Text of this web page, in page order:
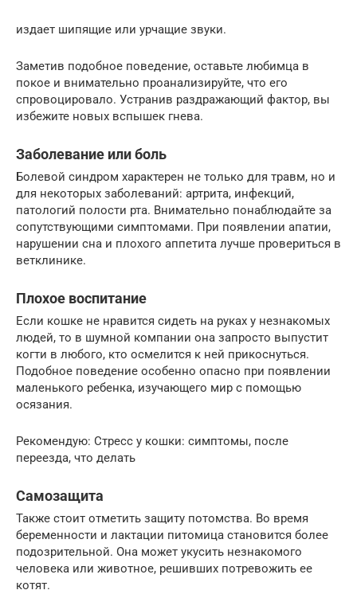
издает шипящие или урчащие звуки.
Заметив подобное поведение, оставьте любимца в
покое и внимательно проанализируйте, что его
спровоцировало. Устранив раздражающий фактор, вы
избежите новых вспышек гнева.
Заболевание или боль
Болевой синдром характерен не только для травм, но и
для некоторых заболеваний: артрита, инфекций,
патологий полости рта. Внимательно понаблюдайте за
сопутствующими симптомами. При появлении апатии,
нарушении сна и плохого аппетита лучше провериться в
ветклинике.
Плохое воспитание
Если кошке не нравится сидеть на руках у незнакомых
людей, то в шумной компании она запросто выпустит
когти в любого, кто осмелится к ней прикоснуться.
Подобное поведение особенно опасно при появлении
маленького ребенка, изучающего мир с помощью
осязания.
Рекомендую: Стресс у кошки: симптомы, после
переезда, что делать
Самозащита
Также стоит отметить защиту потомства. Во время
беременности и лактации питомица становится более
подозрительной. Она может укусить незнакомого
человека или животное, решивших потревожить ее
котят.